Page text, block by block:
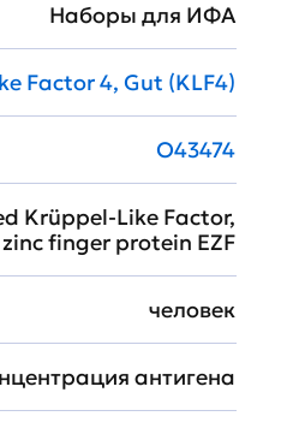
Наборы для ИФА
Factor 4, Gut (KLF4)
O43474
Krüppel-Like Factor,
finger protein EZF
человек
антигена